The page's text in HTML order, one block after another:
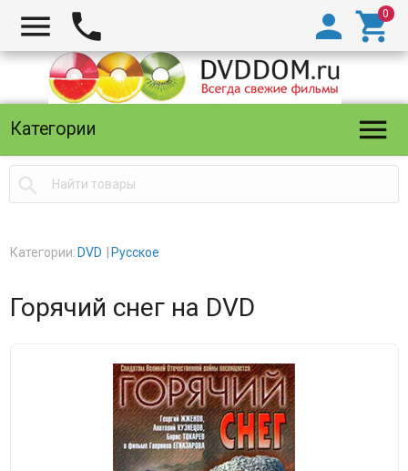
  

Категории 

Категории: DVD Русское
Горячий снег на DVD